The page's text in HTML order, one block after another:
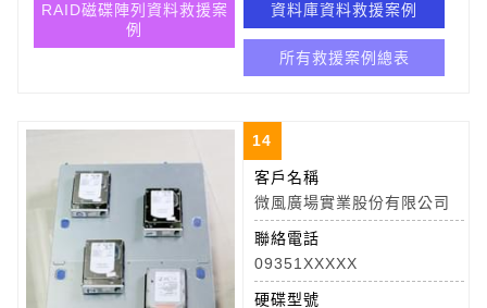
RAID磁碟陣列資料救援案
例
資料庫資料救援案例
所有救援案例總表
14
客戶名稱
微風廣場實業股份有限公司
聯絡電話
09351XXXXX
硬碟型號